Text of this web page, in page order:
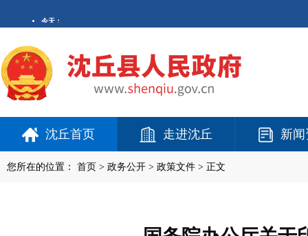
沈丘首页 走进沈丘 新
您所在的位置： 首页 > 政务公开 > 政策文件 > 正文